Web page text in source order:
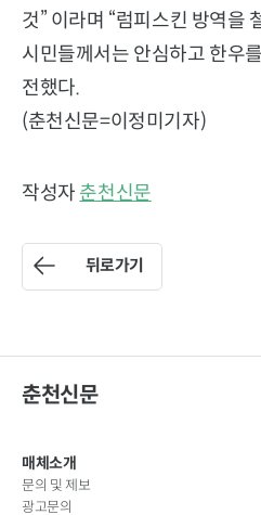
것” 이라며 “럼피스킨 방역을
시민들께서는 안심하고 한우
전했다.
(춘천신문=이정미기자)
작성자 춘천신문
뒤로가기
춘천신문
매체소개
문의 및 제보
광고문의